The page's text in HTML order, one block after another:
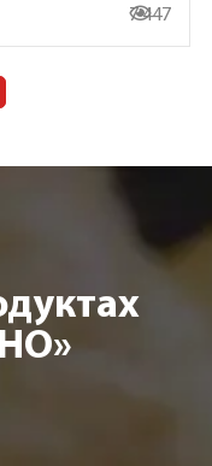
7 447